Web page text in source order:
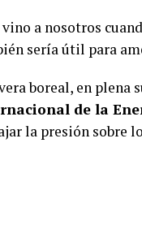
a nosotros
sería útil para
boreal, en plena
de la
la presión sobre